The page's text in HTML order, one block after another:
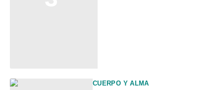
CUERPO Y ALMA